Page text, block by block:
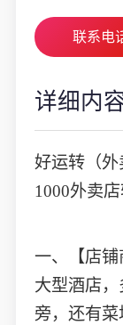
联系电
详细内
好运转（
1000外卖
一、【店
大型酒店
旁，还有